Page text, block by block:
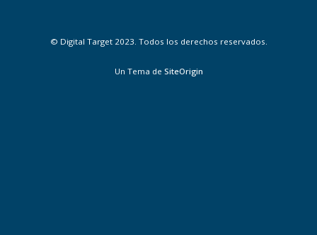
© Digital Target 2023. Todos los derechos reservados.
Un Tema de SiteOrigin